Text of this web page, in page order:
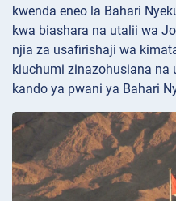
kwenda eneo la Bahari
kwa biashara na utalii wa
njia za usafirishaji wa
kiuchumi zinazohusiana na
kando ya pwani ya Bahari